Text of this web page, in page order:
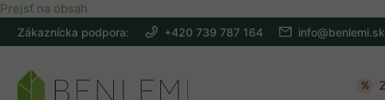
Prejsť na obsah
Zákaznícka podpora: +420 739 787 164 info@benlemi.sk